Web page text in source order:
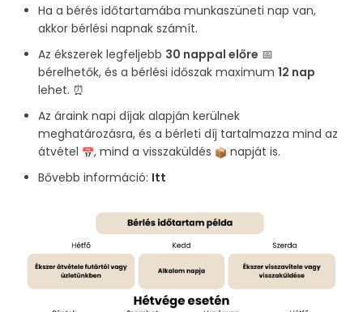
Ha a bérés időtartamába munkaszüneti nap van,
akkor bérlési napnak számít.
Az ékszerek legfeljebb 30 nappal előre 📅
bérelhetők, és a bérlési időszak maximum 12 nap
lehet. ⏰
Az áraink napi díjak alapján kerülnek
meghatározásra, és a bérleti díj tartalmazza mind az
átvétel
, mind a visszaküldés
napját is.
Bővebb információ: Itt